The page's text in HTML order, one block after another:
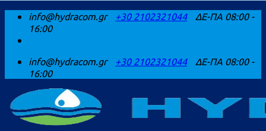
Μετάβαση
περιεχόμενο
info@hydracom.gr +30 2102321044
ΔΕ-ΠΑ 08:00 -
16:00
info@hydracom.gr +30 2102321044
ΔΕ-ΠΑ 08:00 -
16:00